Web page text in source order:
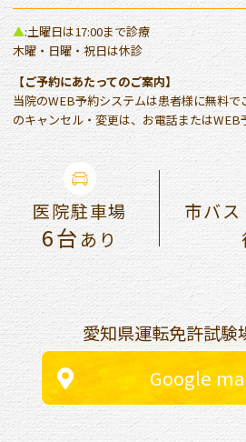
▲:土曜日は17:00まで診療
木曜・日曜・祝日は休診
【ご予約にあたってのご案内】
当院のWEB予約システムは患者様に無料
のキャンセル・変更は、お電話またはWEB
医院駐車場
6台あり
市バ
愛知県運転免許試験
Google